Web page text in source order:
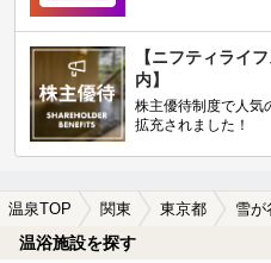
【ニフティライ
内】
株主優待制度で人気
拡充されました！
温泉TOP 関東 東京都 雪が
温浴施設を探す